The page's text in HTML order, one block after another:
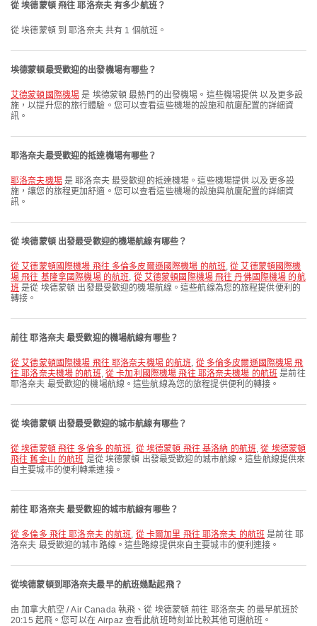
從 埃德蒙頓 飛往 耶洛奈夫 有多少航班？
從 埃德蒙頓 到 耶洛奈夫 共有 1 個航班。
埃德蒙頓最受歡迎的出發機場有哪些？
艾德蒙頓國際機場 是 埃德蒙頓 最熱門的出發機場。這些機場提供 以及更多設
施，以提升您的旅行體驗。您可以查看這些機場的設施和航廈配置的詳細資
訊。
耶洛奈夫最受歡迎的抵達機場有哪些？
耶洛奈夫機場是 耶洛奈夫 最受歡迎的抵達機場。這些機場提供 以及更多設
施，讓您的旅程更加舒適。您可以查看這些機場的設施與航廈配置的詳細資
訊。
從 埃德蒙頓 出發最受歡迎的機場航線有哪些？
從 艾德蒙頓國際機場 飛往 多倫多皮爾遜國際機場 的航班,從 艾德蒙頓國際機
場 飛往 基隆拿國際機場 的航班, 從 艾德蒙頓國際機場 飛往 丹佛國際機場 的航
班 是從 埃德蒙頓 出發最受歡迎的機場航線。這些航線為您的旅程提供便利的
轉接。
前往 耶洛奈夫 最受歡迎的機場航線有哪些？
從 艾德蒙頓國際機場 飛往 耶洛奈夫機場 的航班, 從 多倫多皮爾遜國際機場 飛
往 耶洛奈夫機場 的航班, 從 卡加利國際機場 飛往 耶洛奈夫機場 的航班 是前往
耶洛奈夫 最受歡迎的機場航線。這些航線為您的旅程提供便利的轉接。
從 埃德蒙頓 出發最受歡迎的城市航線有哪些？
從 埃德蒙頓 飛往 多倫多 的航班, 從 埃德蒙頓 飛往 基洛納 的航班,從 埃德蒙頓
飛往 舊金山 的航班 是從 埃德蒙頓 出發最受歡迎的城市航線。這些航線提供來
自主要城市的便利轉乘連接。
前往 耶洛奈夫 最受歡迎的城市航線有哪些？
從 多倫多 飛往 耶洛奈夫 的航班, 從 卡爾加里 飛往 耶洛奈夫 的航班 是前往 耶
洛奈夫 最受歡迎的城市路線。這些路線提供來自主要城市的便利連接。
從埃德蒙頓到耶洛奈夫最早的航班幾點起飛？
由 加拿大航空 / Air Canada 執飛、從 埃德蒙頓 前往 耶洛奈夫 的最早航班於
20:15 起飛。您可以在 Airpaz 查看此航班時刻並比較其他可選航班。